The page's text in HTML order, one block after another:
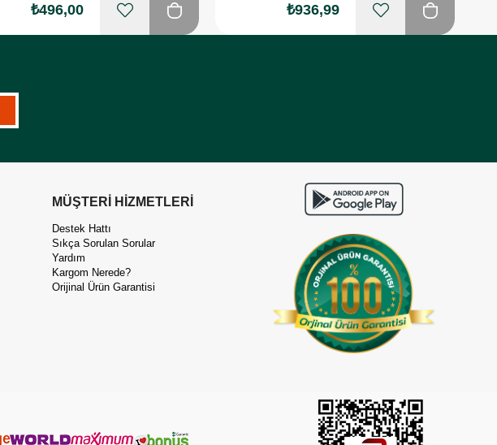
₺496,00 ₺936,99
MÜŞTERİ HİZMETLERİ
Destek Hattı
Sıkça Sorulan Sorular
Yardım
Kargom Nerede?
Orijinal Ürün Garantisi